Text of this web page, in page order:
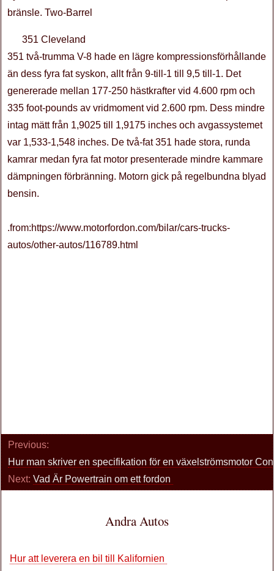
bränsle. Two-Barrel
351 Cleveland
351 två-trumma V-8 hade en lägre kompressionsförhållande
än dess fyra fat syskon, allt från 9-till-1 till 9,5 till-1. Det
genererade mellan 177-250 hästkrafter vid 4.600 rpm och
335 foot-pounds av vridmoment vid 2.600 rpm. Dess mindre
intag mätt från 1,9025 till 1,9175 inches och avgassystemet
var 1,533-1,548 inches. De två-fat 351 hade stora, runda
kamrar medan fyra fat motor presenterade mindre kammare
dämpningen förbränning. Motorn gick på regelbundna blyad
bensin.
.from:https://www.motorfordon.com/bilar/cars-trucks-
autos/other-autos/116789.html
Previous:
Hur man skriver en specifikation för en växelströmsmotor
Next: Vad Är Powertrain om ett fordon
Andra Autos
Hur att leverera en bil till Kalifornien